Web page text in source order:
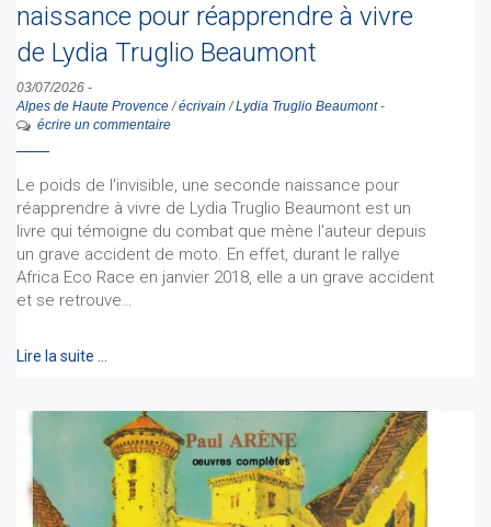
naissance pour réapprendre à vivre
de Lydia Truglio Beaumont
03/07/2026 -
Alpes de Haute Provence/écrivain /Lydia Truglio Beaumont-
écrire un commentaire
Le poids de l'invisible, une seconde naissance pour
réapprendre à vivre de Lydia Truglio Beaumont est un
livre qui témoigne du combat que mène l'auteur depuis
un grave accident de moto. En effet, durant le rallye
Africa Eco Race en janvier 2018, elle a un grave accident
et se retrouve…
Lire la suite …